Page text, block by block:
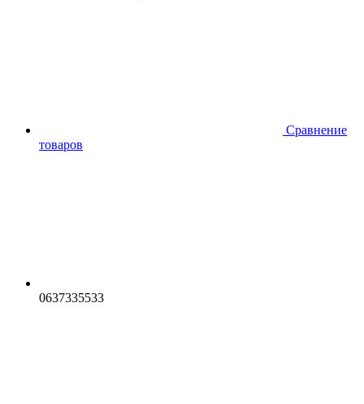
Сравнение
товаров
0637335533